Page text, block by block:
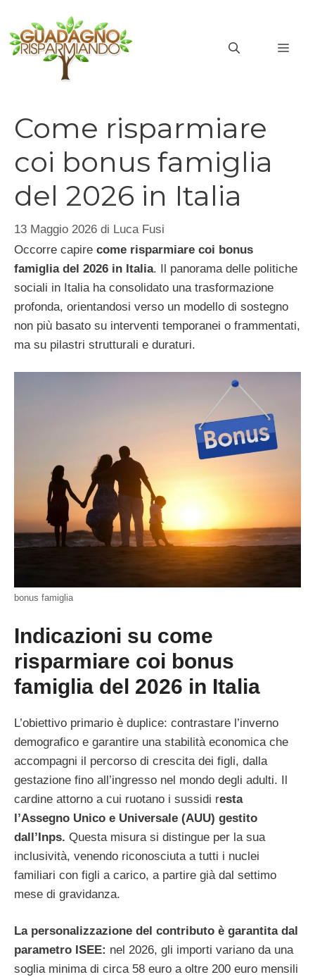
contenuto
Come risparmiare
coi bonus famiglia
del 2026 in Italia
13 Maggio 2026 di Luca Fusi
Occorre capire come risparmiare coi bonus
famiglia del 2026 in Italia. Il panorama delle politiche
sociali in Italia ha consolidato una trasformazione
profonda, orientandosi verso un modello di sostegno
non più basato su interventi temporanei o frammentati,
ma su pilastri strutturali e duraturi.
bonus famiglia
Indicazioni su come
risparmiare coi bonus
famiglia del 2026 in Italia
L’obiettivo primario è duplice: contrastare l’inverno
demografico e garantire una stabilità economica che
accompagni il percorso di crescita dei figli, dalla
gestazione fino all’ingresso nel mondo degli adulti. Il
cardine attorno a cui ruotano i sussidi resta
l’Assegno Unico e Universale (AUU) gestito
dall’Inps. Questa misura si distingue per la sua
inclusività, venendo riconosciuta a tutti i nuclei
familiari con figli a carico, a partire già dal settimo
mese di gravidanza.
La personalizzazione del contributo è garantita dal
parametro ISEE: nel 2026, gli importi variano da una
soglia minima di circa 58 euro a oltre 200 euro mensili